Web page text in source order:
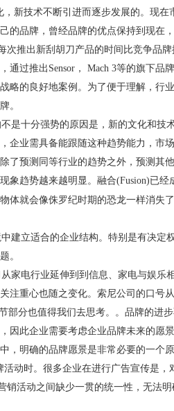
新技术不断引进而逐步发展的。现在
的品牌，曾经品牌的优点保持到现在
次推出新刮胡刀产品的时间比竞争品
通过推出Sensor， Mach 3等的旗下品
略的良好地案例。为了便于理解，行
。
是十分强势的原因是，新的文化和技
企业需具备能跟随这种趋势能力，市
了预测同等行业的趋势之外，预测其
象趋势越来越明显。融合(Fusion)已
体就会像侏罗纪时期的恐龙一样消失了
建立适合的企业结构。特别是有决定
。
家电行业延伸到到信息、家电与娱乐
注重心也随之变化。索尼公司的口号
部分也值得我们去思考。。品牌的进
因此企业需要考虑企业品牌未来的愿
，明确的品牌愿景是非常必要的一个原
动时。很多企业在进行广告宣传是，
销活动之间缺少一贯的统一性，无法